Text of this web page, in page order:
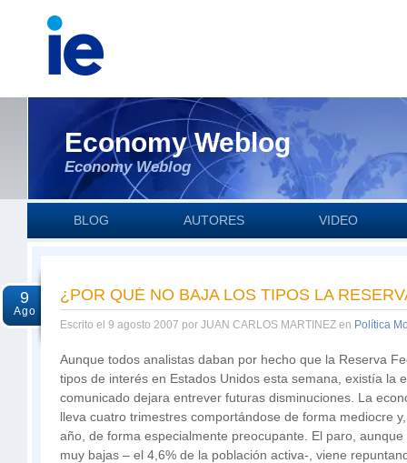
Economy Weblog
Economy Weblog
BLOG AUTORES VIDEO
9
Ago
¿POR QUÉ NO BAJA LOS TIPOS LA
Escrito el 9 agosto 2007 por JUAN CARLOS MARTINEZ en Política
Aunque todos analistas daban por hecho que la Reserva
tipos de interés en Estados Unidos esta semana, existía la
comunicado dejara entrever futuras disminuciones. La
lleva cuatro trimestres comportándose de forma mediocre
año, de forma especialmente preocupante. El paro,
muy bajas – el 4,6% de la población activa-, viene